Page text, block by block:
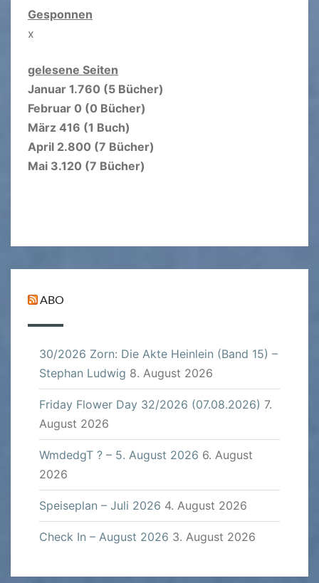
Gesponnen
x
gelesene Seiten
Januar 1.760 (5 Bücher)
Februar 0 (0 Bücher)
März 416 (1 Buch)
April 2.800 (7 Bücher)
Mai 3.120 (7 Bücher)
ABO
30/2026 Zorn: Die Akte Heinlein (Band 15) –
Stephan Ludwig 8. August 2026
Friday Flower Day 32/2026 (07.08.2026) 7.
August 2026
WmdedgT ? – 5. August 2026 6. August
2026
Speiseplan – Juli 2026 4. August 2026
Check In – August 2026 3. August 2026